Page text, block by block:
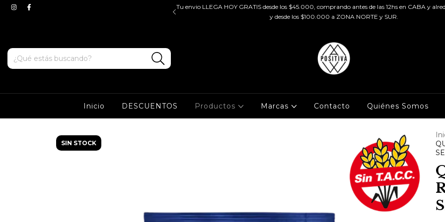
valido para ZONA OESTE y CABA. Tenes ENVIOS
Tu envio LLEGA HOY GRATIS desde los $45.000, comprando antes de las 12hs en CABA y
y desde los $100.000 a ZONA NORTE y SUR.
Inicio DESCUENTOS Productos Marcas Contacto Quiénes Somos
SIN STOCK